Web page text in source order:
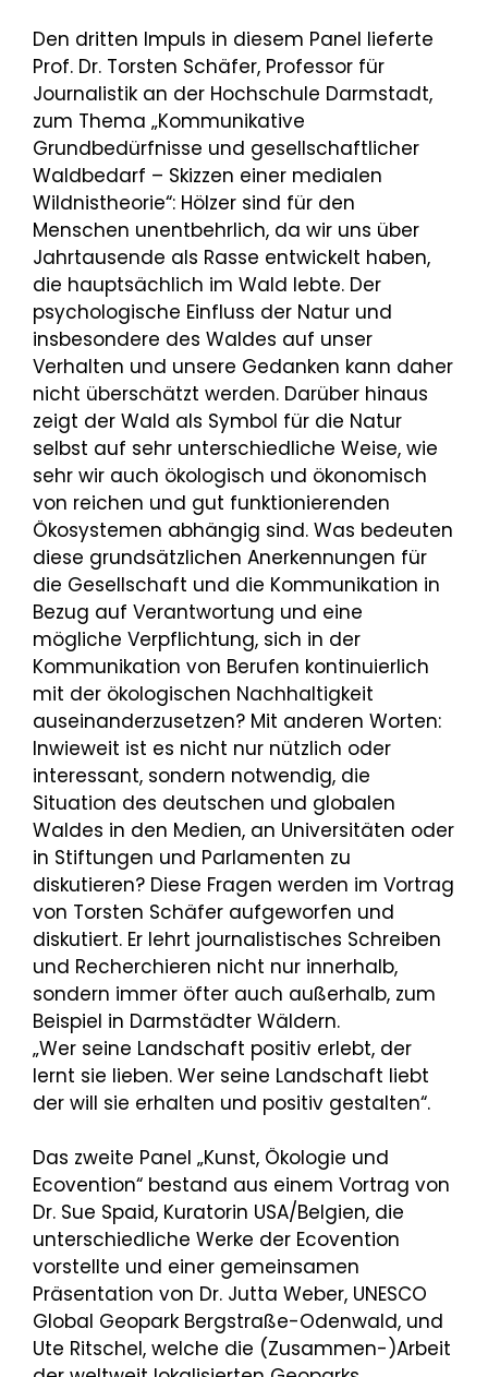
Den dritten Impuls in diesem Panel lieferte
Prof. Dr. Torsten Schäfer, Professor für
Journalistik an der Hochschule Darmstadt,
zum Thema „Kommunikative
Grundbedürfnisse und gesellschaftlicher
Waldbedarf – Skizzen einer medialen
Wildnistheorie“: Hölzer sind für den
Menschen unentbehrlich, da wir uns über
Jahrtausende als Rasse entwickelt haben,
die hauptsächlich im Wald lebte. Der
psychologische Einfluss der Natur und
insbesondere des Waldes auf unser
Verhalten und unsere Gedanken kann daher
nicht überschätzt werden. Darüber hinaus
zeigt der Wald als Symbol für die Natur
selbst auf sehr unterschiedliche Weise, wie
sehr wir auch ökologisch und ökonomisch
von reichen und gut funktionierenden
Ökosystemen abhängig sind. Was bedeuten
diese grundsätzlichen Anerkennungen für
die Gesellschaft und die Kommunikation in
Bezug auf Verantwortung und eine
mögliche Verpflichtung, sich in der
Kommunikation von Berufen kontinuierlich
mit der ökologischen Nachhaltigkeit
auseinanderzusetzen? Mit anderen Worten:
Inwieweit ist es nicht nur nützlich oder
interessant, sondern notwendig, die
Situation des deutschen und globalen
Waldes in den Medien, an Universitäten oder
in Stiftungen und Parlamenten zu
diskutieren? Diese Fragen werden im Vortrag
von Torsten Schäfer aufgeworfen und
diskutiert. Er lehrt journalistisches Schreiben
und Recherchieren nicht nur innerhalb,
sondern immer öfter auch außerhalb, zum
Beispiel in Darmstädter Wäldern.
„Wer seine Landschaft positiv erlebt, der
lernt sie lieben. Wer seine Landschaft liebt
der will sie erhalten und positiv gestalten“.
Das zweite Panel „Kunst, Ökologie und
Ecovention“ bestand aus einem Vortrag von
Dr. Sue Spaid, Kuratorin USA/Belgien, die
unterschiedliche Werke der Ecovention
vorstellte und einer gemeinsamen
Präsentation von Dr. Jutta Weber, UNESCO
Global Geopark Bergstraße-Odenwald, und
Ute Ritschel, welche die (Zusammen-)Arbeit